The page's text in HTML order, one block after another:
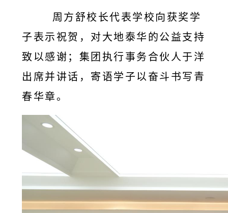
周方舒校长代表学校向获奖学
子表示祝贺，对大地泰华的公益支持
致以感谢；集团执行事务合伙人于洋
出席并讲话，寄语学子以奋斗书写青
春华章。